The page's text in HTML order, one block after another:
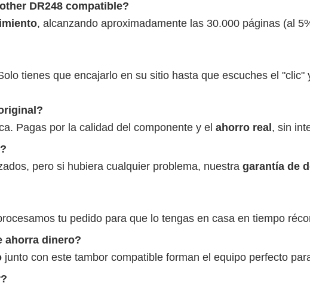
DR248 compatible?
, alcanzando aproximadamente las 30.000 páginas (al
tienes que encajarlo en su sitio hasta que escuches el
Pagas por la calidad del componente y el ahorro real, sin
pero si hubiera cualquier problema, nuestra garantía de
tu pedido para que lo tengas en casa en tiempo
ahorra dinero?
junto con este tambor compatible forman el equipo perfecto